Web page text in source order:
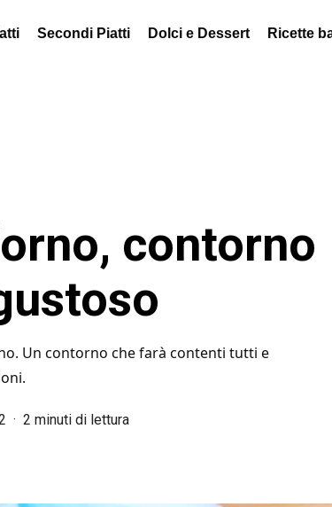
Secondi Piatti Dolci e Dessert Ricette
contorno
Un contorno che farà contenti tutti e
2 minuti di lettura